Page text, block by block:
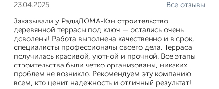
23.04.2025
Все отзывы
Заказывали у РадиДОМА-Кзн строительство
деревянной террасы под ключ — остались очень
доволены! Работа выполнена качественно и в срок,
специалисты профессионалы своего дела. Терраса
получилась красивой, уютной и прочной. Все этапы
строительства были четко организованы, никаких
проблем не возникло. Рекомендуем эту компанию
всем, кто ценит надежность и отличный результат!